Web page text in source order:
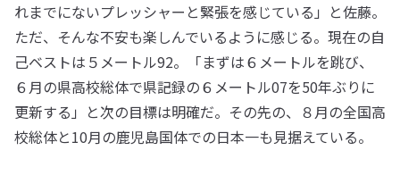
れまでにないプレッシャーと緊張を感じている」と佐藤。
ただ、そんな不安も楽しんでいるように感じる。現在の自
己ベストは５メートル92。「まずは６メートルを跳び、
６月の県高校総体で県記録の６メートル07を50年ぶりに
更新する」と次の目標は明確だ。その先の、８月の全国高
校総体と10月の鹿児島国体での日本一も見据えている。